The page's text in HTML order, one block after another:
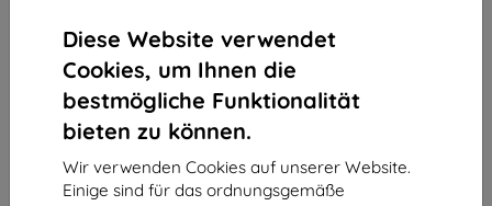
Diese Website verwendet
Cookies, um Ihnen die
bestmögliche Funktionalität
bieten zu können.
Wir verwenden Cookies auf unserer Website.
Einige sind für das ordnungsgemäße